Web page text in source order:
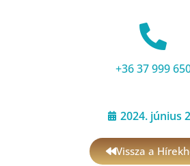
+36 37 999
2024. június
Vissza a